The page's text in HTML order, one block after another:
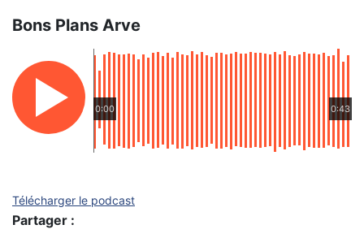
Bons Plans Arve
0:00 0:43
Télécharger le podcast
Partager :